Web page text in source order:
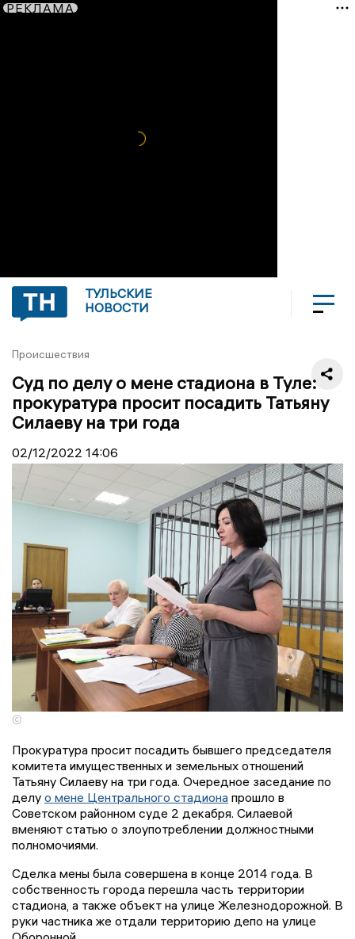
РЕКЛАМА
ТУЛЬСКИЕ
НОВОСТИ
Происшествия
Суд по делу о мене стадиона в Туле:
прокуратура просит посадить Татьяну
Силаеву на три года
02/12/2022 14:06
©
Прокуратура просит посадить бывшего председателя
комитета имущественных и земельных отношений
Татьяну Силаеву на три года. Очередное заседание по
делу о мене Центрального стадиона прошло в
Советском районном суде 2 декабря. Силаевой
вменяют статью о злоупотреблении должностными
полномочиями.
Сделка мены была совершена в конце 2014 года. В
собственность города перешла часть территории
стадиона, а также объект на улице Железнодорожной. В
руки частника же отдали территорию депо на улице